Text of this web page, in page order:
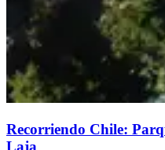
Recorriendo Chile:
Laja